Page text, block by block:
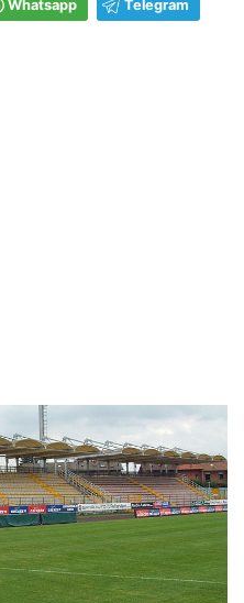
Whatsapp Telegram